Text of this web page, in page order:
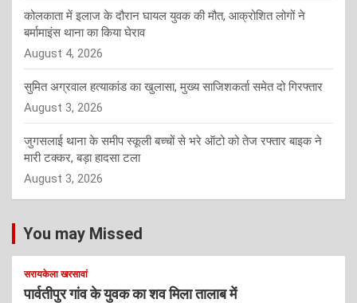
कोलकाता में इलाज के दौरान घायल युवक की मौत, आक्रोशित लोगों ने
बर्मामाइंस थाना का किया घेराव
August 4, 2026
सुमित अग्रवाल हत्याकांड का खुलासा, मुख्य साजिशकर्ता समेत दो गिरफ्तार
August 3, 2026
जुगसलाई थाना के समीप स्कूली बच्चों से भरे ऑटो को तेज रफ्तार बाइक ने
मारी टक्कर, बड़ा हादसा टला
August 3, 2026
You may Missed
सरायकेला खरसावां
पार्वतीपुर गांव के युवक का शव मिला तालाब में